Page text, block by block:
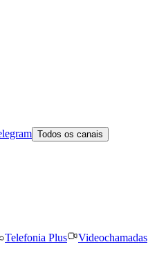
Todos os canais
Telefonia Plus Videochamadas